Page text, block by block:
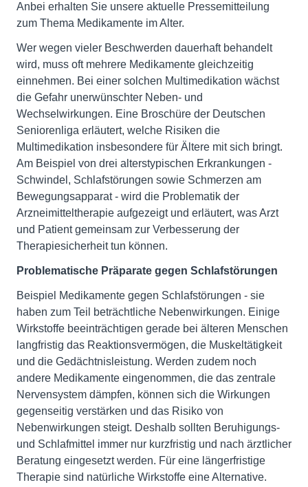
Anbei erhalten Sie unsere aktuelle Pressemitteilung
zum Thema Medikamente im Alter.
Wer wegen vieler Beschwerden dauerhaft behandelt
wird, muss oft mehrere Medikamente gleichzeitig
einnehmen. Bei einer solchen Multimedikation wächst
die Gefahr unerwünschter Neben- und
Wechselwirkungen. Eine Broschüre der Deutschen
Seniorenliga erläutert, welche Risiken die
Multimedikation insbesondere für Ältere mit sich bringt.
Am Beispiel von drei alterstypischen Erkrankungen -
Schwindel, Schlafstörungen sowie Schmerzen am
Bewegungsapparat - wird die Problematik der
Arzneimitteltherapie aufgezeigt und erläutert, was Arzt
und Patient gemeinsam zur Verbesserung der
Therapiesicherheit tun können.
Problematische Präparate gegen Schlafstörungen
Beispiel Medikamente gegen Schlafstörungen - sie
haben zum Teil beträchtliche Nebenwirkungen. Einige
Wirkstoffe beeinträchtigen gerade bei älteren Menschen
langfristig das Reaktionsvermögen, die Muskeltätigkeit
und die Gedächtnisleistung. Werden zudem noch
andere Medikamente eingenommen, die das zentrale
Nervensystem dämpfen, können sich die Wirkungen
gegenseitig verstärken und das Risiko von
Nebenwirkungen steigt. Deshalb sollten Beruhigungs-
und Schlafmittel immer nur kurzfristig und nach ärztlicher
Beratung eingesetzt werden. Für eine längerfristige
Therapie sind natürliche Wirkstoffe eine Alternative.